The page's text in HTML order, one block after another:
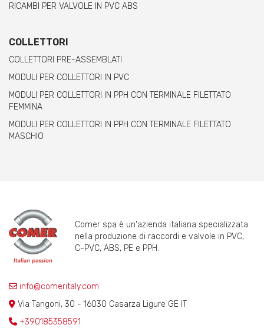
RICAMBI PER VALVOLE IN PVC ABS
COLLETTORI
COLLETTORI PRE-ASSEMBLATI
MODULI PER COLLETTORI IN PVC
MODULI PER COLLETTORI IN PPH CON TERMINALE FILETTATO
FEMMINA
MODULI PER COLLETTORI IN PPH CON TERMINALE FILETTATO
MASCHIO
Comer spa è un'azienda italiana specializzata
nella produzione di raccordi e valvole in PVC,
C-PVC, ABS, PE e PPH.
info@comeritaly.com
Via Tangoni, 30 - 16030 Casarza Ligure GE IT
+390185358591